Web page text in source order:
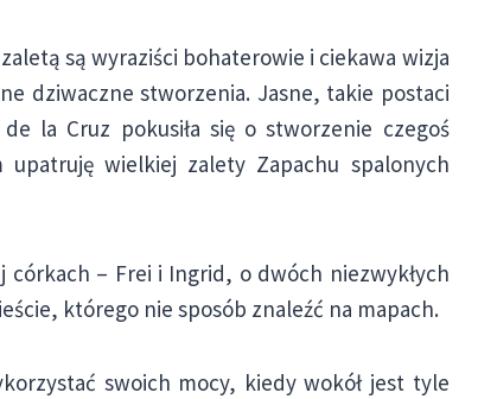
są wyraziści bohaterowie i ciekawa wizja
dziwaczne stworzenia. Jasne, takie postaci
la Cruz pokusiła się o stworzenie czegoś
wielkiej zalety Zapachu spalonych
córkach – Frei i Ingrid, o dwóch niezwykłych
którego nie sposób znaleźć na mapach.
swoich mocy, kiedy wokół jest tyle